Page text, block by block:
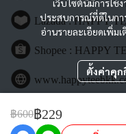
฿600฿229
เว็บไซต์นี้มีการใช้
ประสบการณ์ที่ดีในกา
อ่านรายละเอียดเพิ่มเ
ตั้งค่าคุก
Lazada : HAPPY
Shopee : HAPPY
Copyright | All Rights Reserved |